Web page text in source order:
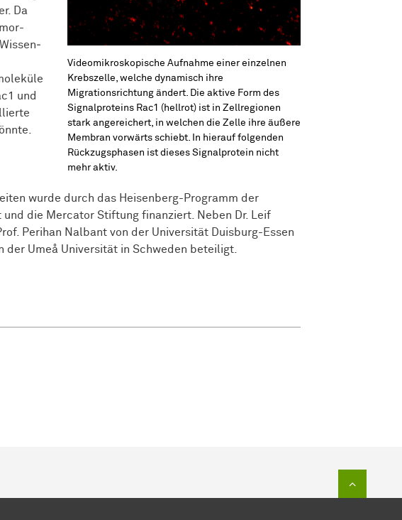
Da
und
Videomikroskopische Aufnahme einer einzelnen
Krebszelle, welche dynamisch ihre
Migrationsrichtung ändert. Die aktive Form des
Signalproteins Rac1 (hellrot) ist in Zellregionen
stark angereichert, in welchen die Zelle ihre äußere
Membran vorwärts schiebt. In hierauf folgenden
Rückzugsphasen ist dieses Signalprotein nicht
mehr aktiv.
wurde durch das Heisenberg-Programm der
und die Mercator Stiftung finanziert. Neben Dr. Leif
Perihan Nalbant von der Universität Duisburg-Essen
Umeå Universität in Schweden beteiligt.